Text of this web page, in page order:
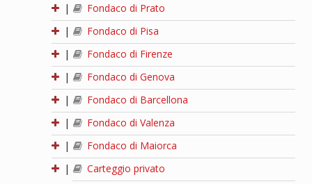
|
Fondaco di Prato
|
Fondaco di Pisa
|
Fondaco di Firenze
|
Fondaco di Genova
|
Fondaco di Barcellona
|
Fondaco di Valenza
|
Fondaco di Maiorca
|
Carteggio privato